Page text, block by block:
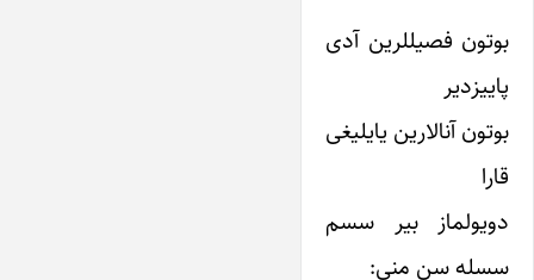
بوتون فصیللرین آدی
پاییزدیر
بوتون آنالارین یایلیغی
قارا
دویولماز بیر سسم
سسله سن منی: